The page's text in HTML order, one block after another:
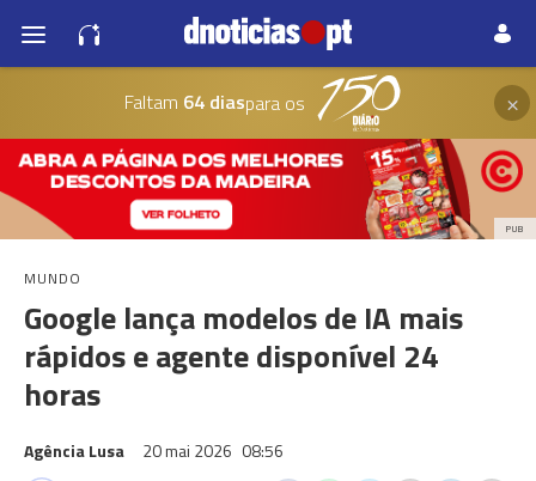
Faltam 64 diaspara os ×
PUB
MUNDO
Google lança modelos de IA mais
rápidos e agente disponível 24
horas
Agência Lusa 20 mai 2026 08:56